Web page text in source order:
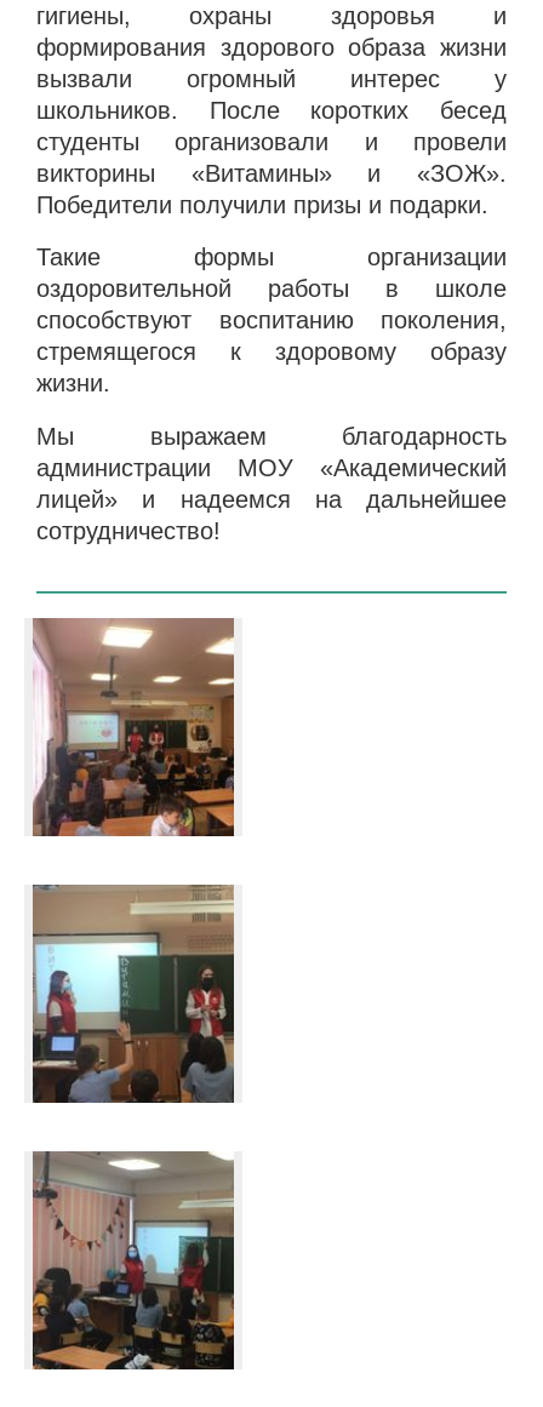
гигиены, охраны здоровья и
формирования здорового образа жизни
вызвали огромный интерес у
школьников. После коротких бесед
студенты организовали и провели
викторины «Витамины» и «ЗОЖ».
Победители получили призы и подарки.
Такие формы организации
оздоровительной работы в школе
способствуют воспитанию поколения,
стремящегося к здоровому образу
жизни.
Мы выражаем благодарность
администрации МОУ «Академический
лицей» и надеемся на дальнейшее
сотрудничество!